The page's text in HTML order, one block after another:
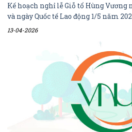
Kế hoạch nghỉ lễ Giỗ tổ Hùng Vương
và ngày Quốc tế Lao động 1/5 năm
13-04-2026